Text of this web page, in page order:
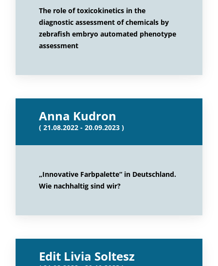
The role of toxicokinetics in the
diagnostic assessment of chemicals by
zebrafish embryo automated phenotype
assessment
Anna Kudron
( 21.08.2022 - 20.09.2023 )
„Innovative Farbpalette“ in Deutschland.
Wie nachhaltig sind wir?
Edit Livia Soltesz